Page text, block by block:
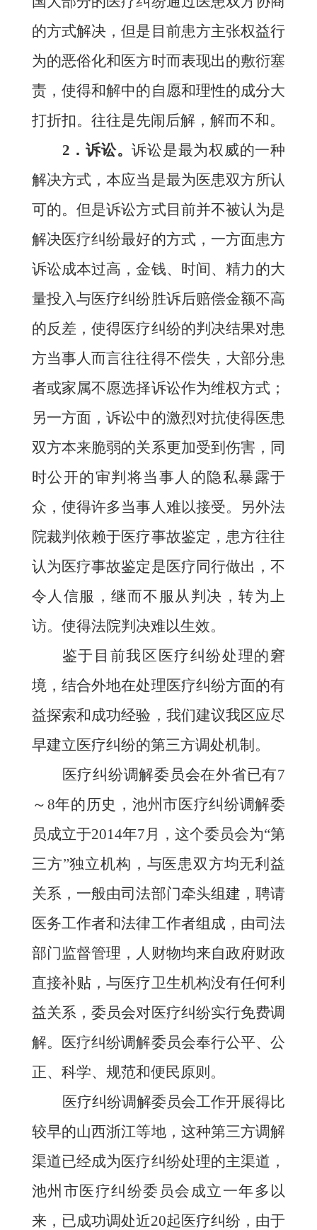
的方式解决，但是目前患方主张权益行
为的恶俗化和医方时而表现出的敷衍塞
责，使得和解中的自愿和理性的成分大
打折扣。往往是先闹后解，解而不和。
2 ．诉讼。诉讼是最为权威的一种
解决方式，本应当是最为医患双方所认
可的。但是诉讼方式目前并不被认为是
解决医疗纠纷最好的方式，一方面患方
诉讼成本过高，金钱、时间、精力的大
量投入与医疗纠纷胜诉后赔偿金额不高
的反差，使得医疗纠纷的判决结果对患
方当事人而言往往得不偿失，大部分患
者或家属不愿选择诉讼作为维权方式；
另一方面，诉讼中的激烈对抗使得医患
双方本来脆弱的关系更加受到伤害，同
时公开的审判将当事人的隐私暴露于
众，使得许多当事人难以接受。另外法
院裁判依赖于医疗事故鉴定，患方往往
认为医疗事故鉴定是医疗同行做出，不
令人信服，继而不服从判决，转为上
访。使得法院判决难以生效。
鉴于目前我区医疗纠纷处理的窘
境，结合外地在处理医疗纠纷方面的有
益探索和成功经验，我们建议我区应尽
早建立医疗纠纷的第三方调处机制。
医疗纠纷调解委员会在外省已有7
～ 8年的历史，池州市医疗纠纷调解委
员成立于2014年7月，这个委员会为“第
三方”独立机构，与医患双方均无利益
关系，一般由司法部门牵头组建，聘请
医务工作者和法律工作者组成，由司法
部门监督管理，人财物均来自政府财政
直接补贴，与医疗卫生机构没有任何利
益关系，委员会对医疗纠纷实行免费调
解。医疗纠纷调解委员会奉行公平、公
正、科学、规范和便民原则。
医疗纠纷调解委员会工作开展得比
较早的山西浙江等地，这种第三方调解
渠道已经成为医疗纠纷处理的主渠道，
池州市医疗纠纷委员会成立一年多以
来，已成功调处近20起医疗纠纷，由于